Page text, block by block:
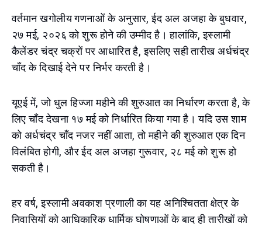
वर्तमान खगोलीय गणनाओं के अनुसार, ईद अल अजहा के बुधवार,
२७ मई, २०२६ को शुरू होने की उम्मीद है। हालांकि, इस्लामी
कैलेंडर चंद्र चक्रों पर आधारित है, इसलिए सही तारीख अर्धचंद्र
चाँद के दिखाई देने पर निर्भर करती है।
यूएई में, जो धुल हिज्जा महीने की शुरुआत का निर्धारण करता है, के
लिए चाँद देखना १७ मई को निर्धारित किया गया है। यदि उस शाम
को अर्धचंद्र चाँद नजर नहीं आता, तो महीने की शुरुआत एक दिन
विलंबित होगी, और ईद अल अजहा गुरूवार, २८ मई को शुरू हो
सकती है।
हर वर्ष, इस्लामी अवकाश प्रणाली का यह अनिश्चितता क्षेत्र के
निवासियों को आधिकारिक धार्मिक घोषणाओं के बाद ही तारीखों को